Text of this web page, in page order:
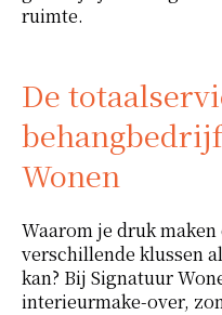
ruimte.
De
Wonen
Waarom je druk
verschillende klussen
kan? Bij Signatuur
interieurmake-over,